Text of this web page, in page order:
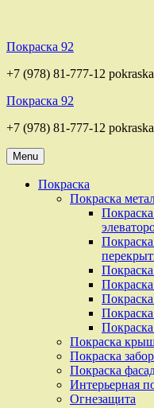
Покраска 92
+7 (978) 81-777-12
Покраска 92
+7 (978) 81-777-12
Menu
Покраска
Покраска
Покраска
Покраска
Покраска
Интерьерная
Огнезащита